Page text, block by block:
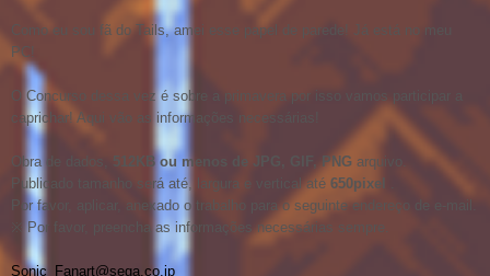
Como eu sou fã do Tails, amei esse papel de parede! Já está no meu
PC!
O Concurso dessa vez é sobre a primavera por isso vamos participar a
caprichar! Aqui vão as informações necessárias!
Obra de dados, 512KB ou menos de JPG, GIF, PNG arquivo.
Publicado tamanho será até, largura e vertical até 650pixel
Por favor, aplicar, anexado o trabalho para o seguinte endereço de e-mail.
※ Por favor, preencha as informações necessárias sempre.
Sonic_Fanart@sega.co.jp